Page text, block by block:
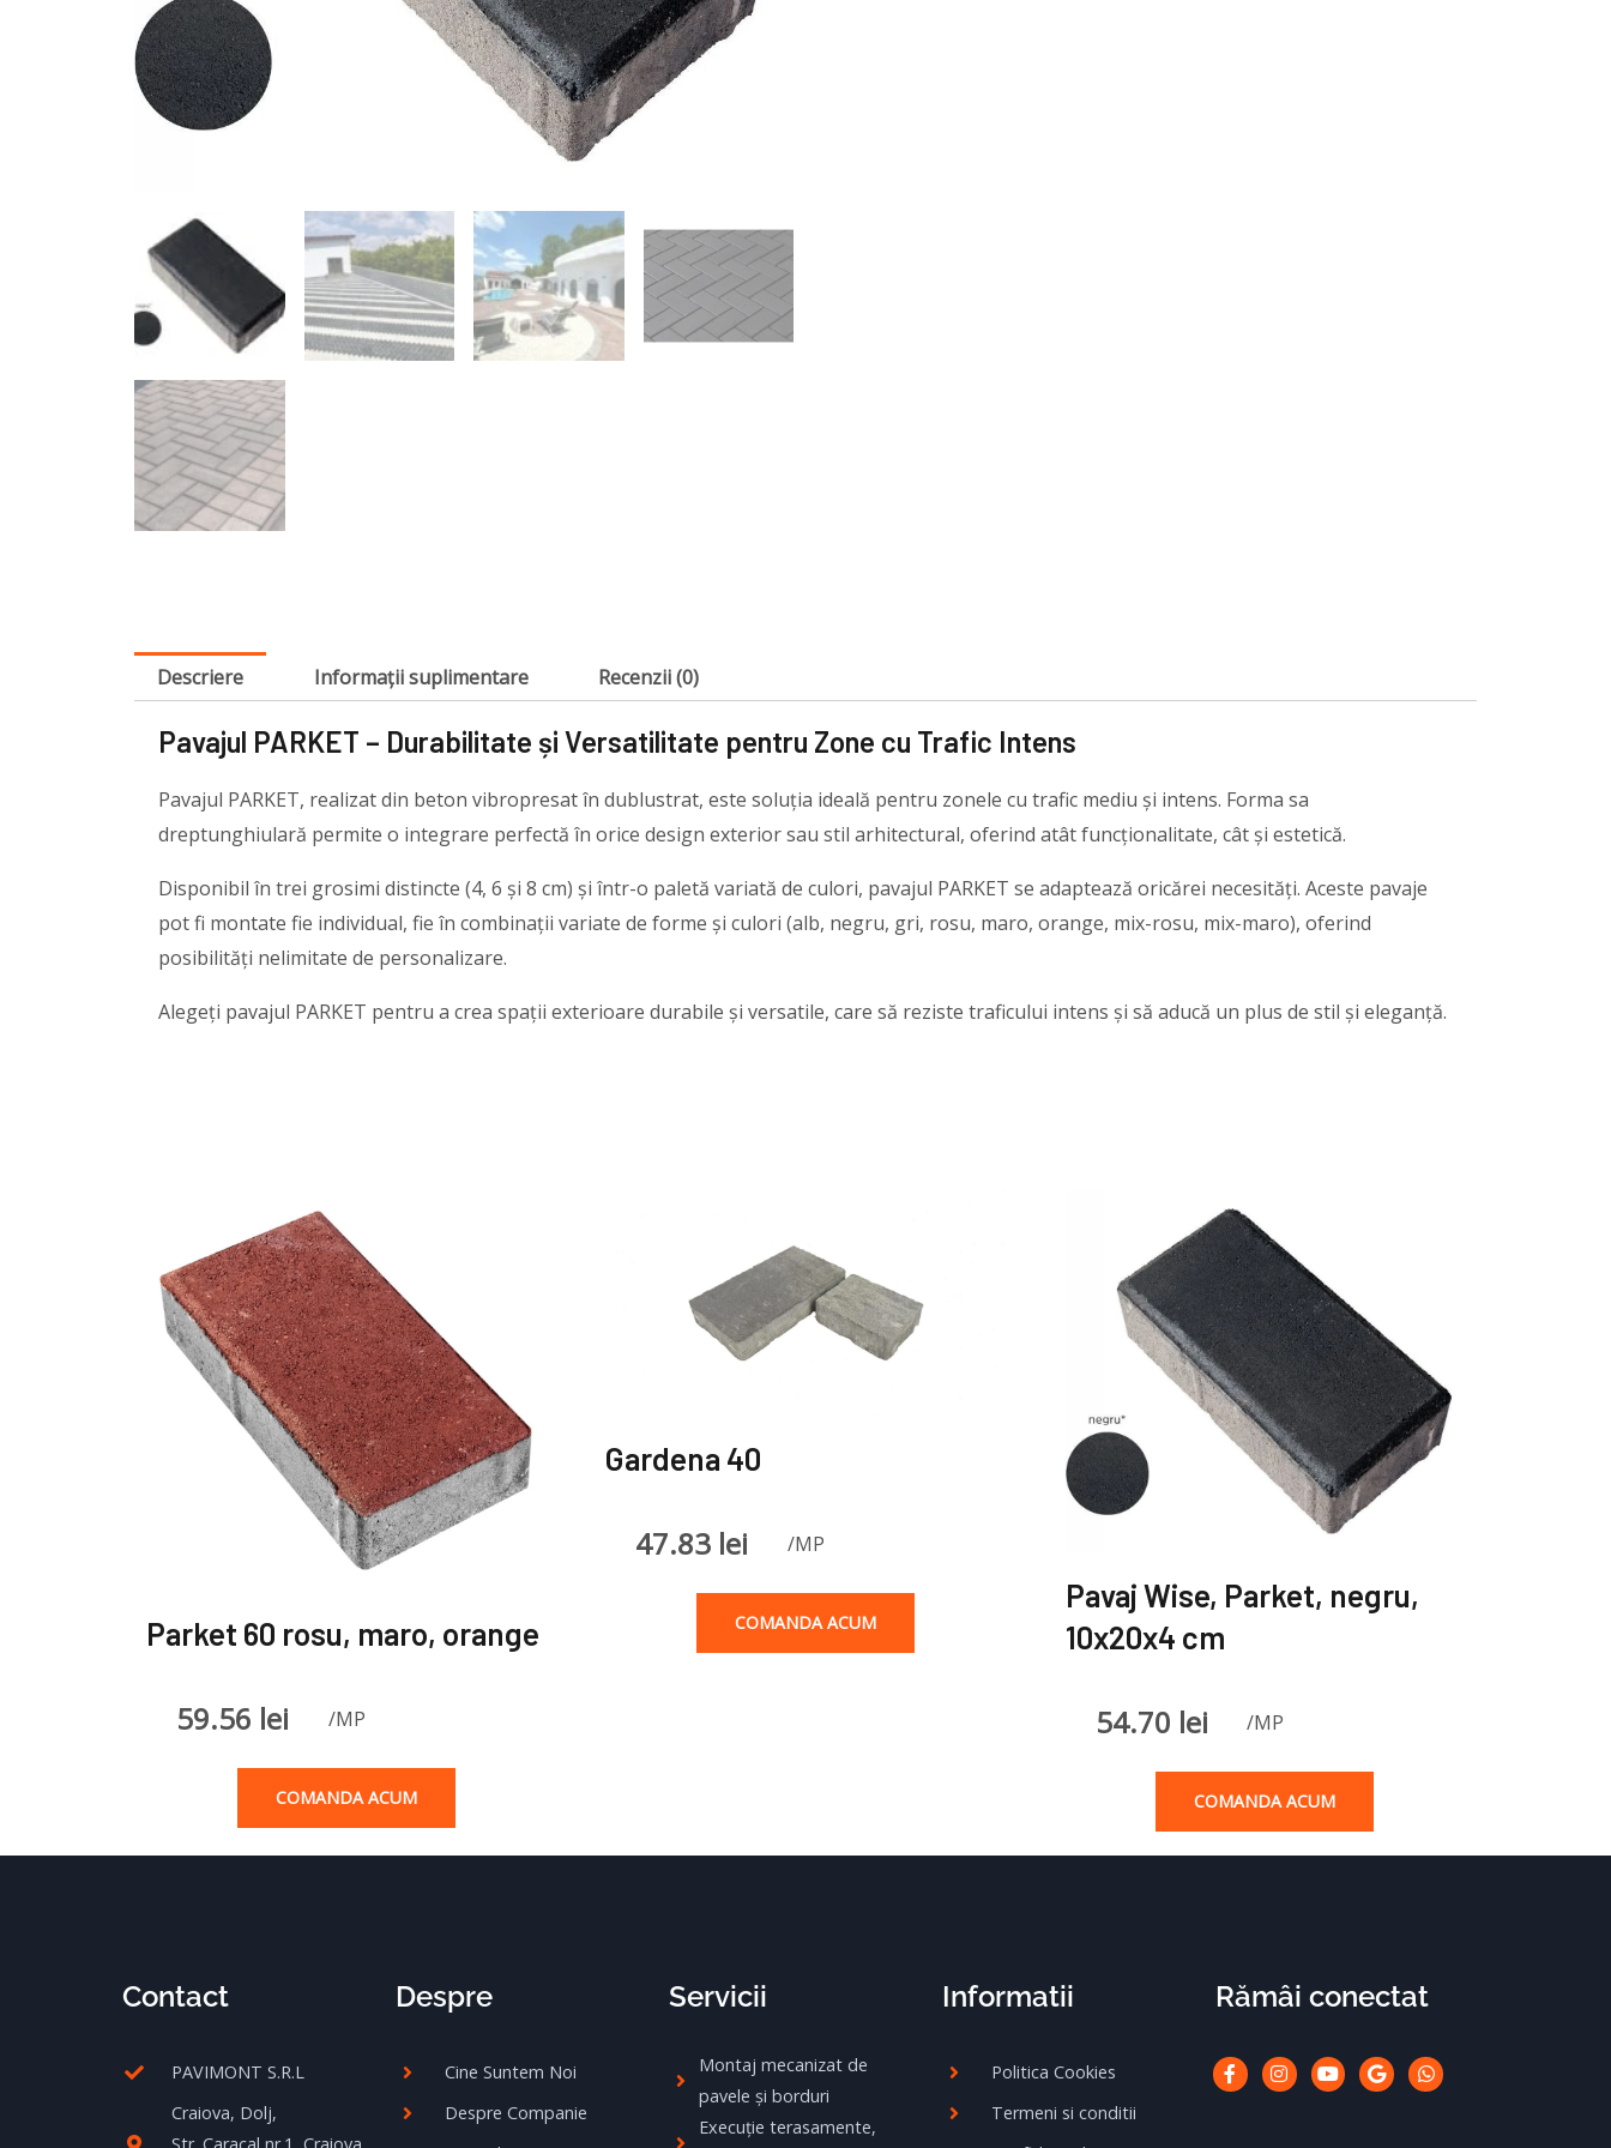
Descriere Informații suplimentare Recenzii (0)
Pavajul PARKET – Durabilitate și Versatilitate pentru Zone cu Trafic Intens
Pavajul PARKET, realizat din beton vibropresat în dublustrat, este soluția ideală pentru zonele cu trafic mediu și intens. Forma sa
dreptunghiulară permite o integrare perfectă în orice design exterior sau stil arhitectural, oferind atât funcționalitate, cât și estetică.
Disponibil în trei grosimi distincte (4, 6 și 8 cm) și într-o paletă variată de culori, pavajul PARKET se adaptează oricărei necesități. Aceste pavaje
pot fi montate fie individual, fie în combinații variate de forme și culori (alb, negru, gri, rosu, maro, orange, mix-rosu, mix-maro), oferind
posibilități nelimitate de personalizare.
Alegeți pavajul PARKET pentru a crea spații exterioare durabile și versatile, care să reziste traficului intens și să aducă un plus de stil și eleganță.
Parket 60 rosu, maro, orange
59.56 lei /MP
COMANDA ACUM
Gardena 40
47.83 lei /MP
COMANDA ACUM
Pavaj Wise, Parket, negru,
10x20x4 cm
54.70 lei /MP
COMANDA ACUM
Contact
PAVIMONT S.R.L
Craiova, Dolj,
Despre
Cine Suntem Noi
Despre Companie
Servicii
Montaj mecanizat de
pavele și borduri
Execuție terasamente,
Informatii
Politica Cookies
Termeni si conditii
Rămâi conectat
Facebook-
f
Instagram
YoutubeGoogleWhatsapp